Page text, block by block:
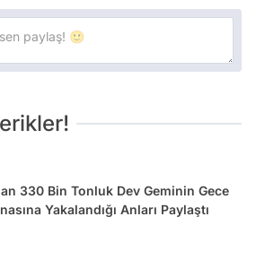
330 Bin Tonluk Dev Geminin Gece
Yakalandığı Anları Paylaştı